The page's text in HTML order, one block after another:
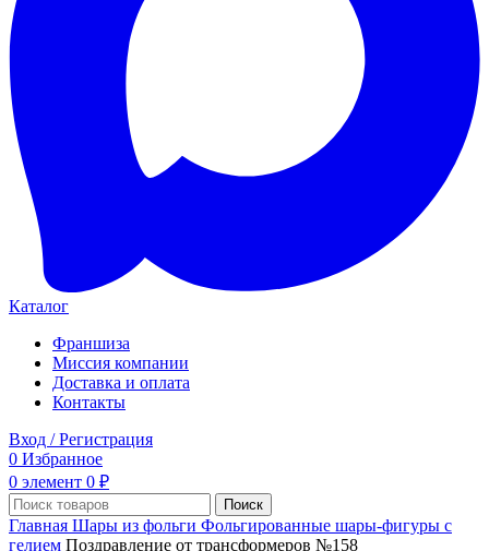
Каталог
Франшиза
Миссия компании
Доставка и оплата
Контакты
Вход / Регистрация
0 Избранное
0 элемент 0 ₽
Поиск
Главная Шары из фольги Фольгированные шары-фигуры с
гелием Поздравление от трансформеров №158